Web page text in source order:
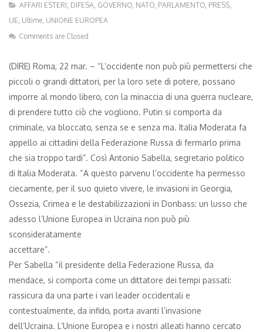
AFFARI ESTERI, DIFESA, GOVERNO, NATO, PARLAMENTO, PRESS,
UE, Ultime, UNIONE EUROPEA
Comments are Closed
(DIRE) Roma, 22 mar. – “L’occidente non può più permettersi che
piccoli o grandi dittatori, per la loro sete di potere, possano
imporre al mondo libero, con la minaccia di una guerra nucleare,
di prendere tutto ciò che vogliono. Putin si comporta da
criminale, va bloccato, senza se e senza ma. Italia Moderata fa
appello ai cittadini della Federazione Russa di fermarlo prima
che sia troppo tardi”. Così Antonio Sabella, segretario politico
di Italia Moderata. “A questo parvenu l’occidente ha permesso
ciecamente, per il suo quieto vivere, le invasioni in Georgia,
Ossezia, Crimea e le destabilizzazioni in Donbass: un lusso che
adesso l’Unione Europea in Ucraina non può più
sconsideratamente
accettare”.
Per Sabella “il presidente della Federazione Russa, da
mendace, si comporta come un dittatore dei tempi passati:
rassicura da una parte i vari leader occidentali e
contestualmente, da infido, porta avanti l’invasione
dell’Ucraina. L’Unione Europea e i nostri alleati hanno cercato